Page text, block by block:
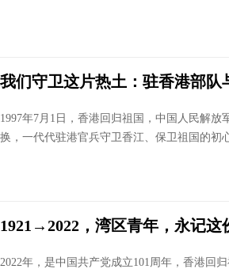
我们守卫这片热土：驻香港部队
1997年7月1日，香港回归祖国，中国人民解
换，一代代驻港官兵守卫香江、保卫祖国的初
1921→2022，湾区青年，永记这
2022年，是中国共产党成立101周年，香港回